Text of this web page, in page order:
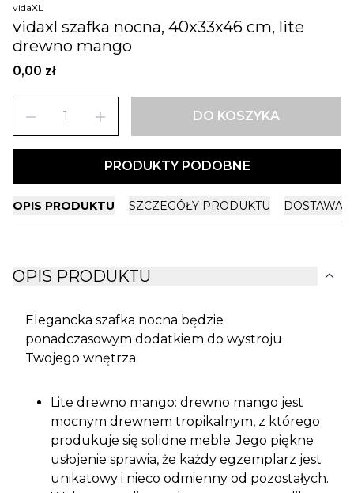
vidaXL
vidaxl szafka nocna, 40x33x46 cm, lite
drewno mango
0,00 zł
remove add DO KOSZYKA
PRODUKTY PODOBNE
OPIS PRODUKTU SZCZEGÓŁY PRODUKTU DOSTAWA
OPIS PRODUKTU expand_more
Elegancka szafka nocna będzie
ponadczasowym dodatkiem do wystroju
Twojego wnętrza.
Lite drewno mango: drewno mango jest
mocnym drewnem tropikalnym, z którego
produkuje się solidne meble. Jego piękne
usłojenie sprawia, że każdy egzemplarz jest
unikatowy i nieco odmienny od pozostałych.